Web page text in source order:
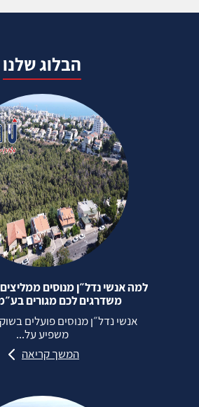
הבלוג שלנו
למה אנשי נדל״ן מנוסים
משדרגים לכם מגורים בע״מ
אנשי נדל״ן מנוסים פועלים
משפיע על...
המשך קריאה